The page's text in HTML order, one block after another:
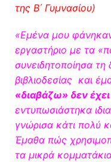
της Β΄ Γυμνασίου)
«Εμένα μου
εργαστήριο με τα
συνειδητοποίησα τη
βιβλιοδεσίας και
«διαβάζω» δεν
εντυπωσιάστηκα
γνώρισα κάτι πολύ
Έμαθα πώς
τα μικρά